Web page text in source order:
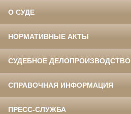
О СУДЕ
НОРМАТИВНЫЕ АКТЫ
СУДЕБНОЕ ДЕЛОПРОИЗВОДСТВО
СПРАВОЧНАЯ ИНФОРМАЦИЯ
ПРЕСС-СЛУЖБА